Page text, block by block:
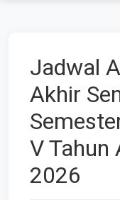
Jadwal
Akhir
V Tahun
2026